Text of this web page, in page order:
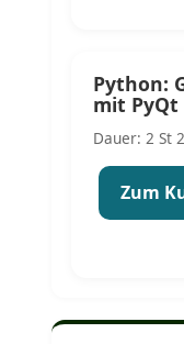
Python:
mit PyQt
Dauer: 2 St
Zum